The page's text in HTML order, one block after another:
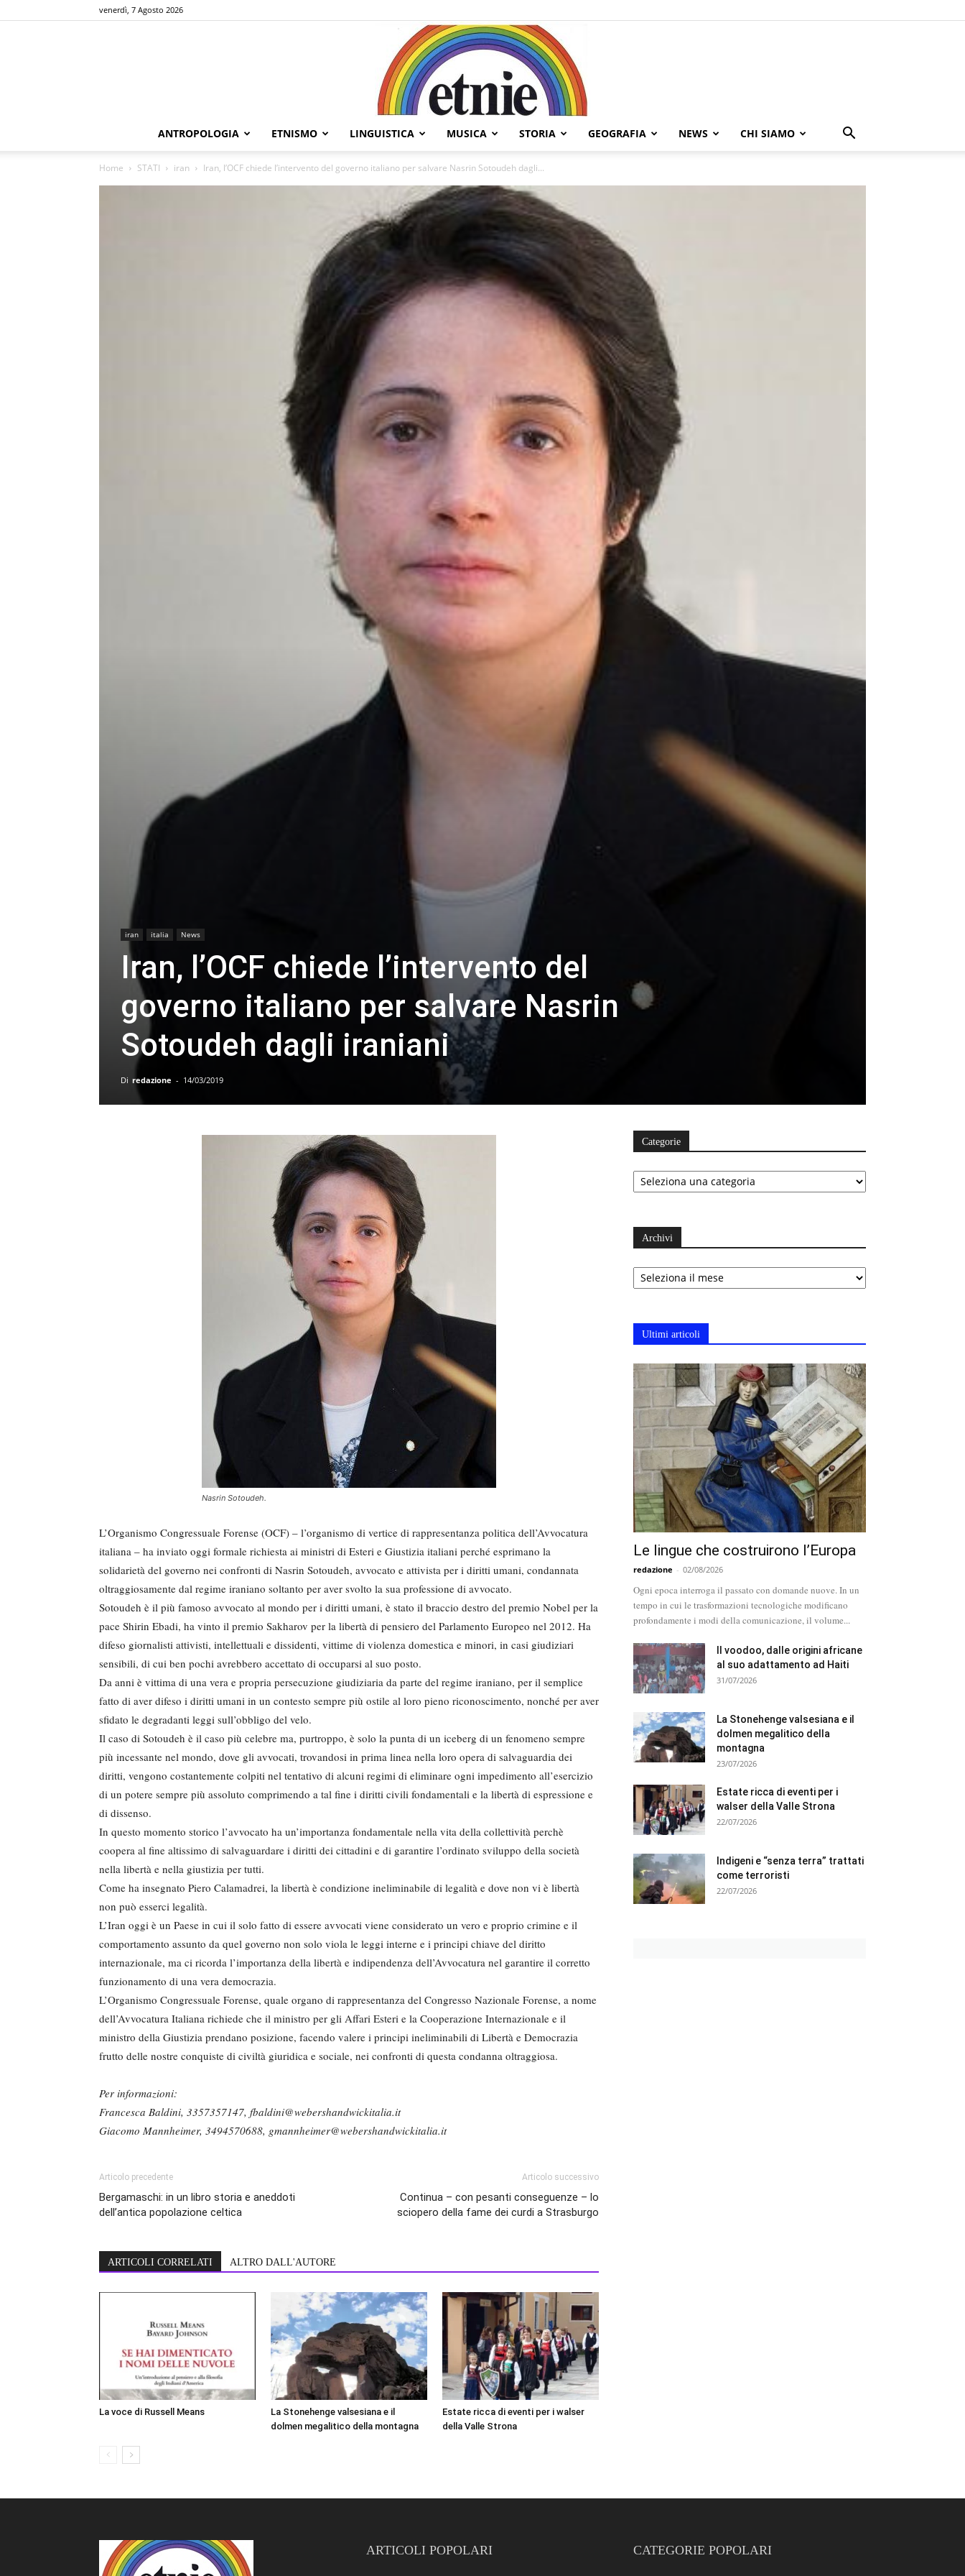
venerdì, 7 Agosto 2026
Etnie
ANTROPOLOGIA ETNISMO LINGUISTICA MUSICA STORIA GEOGRAFIA NEWS CHI SIAMO
Home STATI iran Iran, l’OCF chiede l’intervento del governo italiano per salvare Nasrin Sotoudeh dagli...
iran italia News
Iran, l’OCF chiede l’intervento del
governo italiano per salvare Nasrin
Sotoudeh dagli iraniani
Di redazione - 14/03/2019
Nasrin Sotoudeh.
L’Organismo Congressuale Forense (OCF) – l’organismo di vertice di rappresentanza politica dell’Avvocatura
italiana – ha inviato oggi formale richiesta ai ministri di Esteri e Giustizia italiani perché esprimano la
solidarietà del governo nei confronti di Nasrin Sotoudeh, avvocato e attivista per i diritti umani, condannata
oltraggiosamente dal regime iraniano soltanto per aver svolto la sua professione di avvocato.
Sotoudeh è il più famoso avvocato al mondo per i diritti umani, è stato il braccio destro del premio Nobel per la
pace Shirin Ebadi, ha vinto il premio Sakharov per la libertà di pensiero del Parlamento Europeo nel 2012. Ha
difeso giornalisti attivisti, intellettuali e dissidenti, vittime di violenza domestica e minori, in casi giudiziari
sensibili, di cui ben pochi avrebbero accettato di occuparsi al suo posto.
Da anni è vittima di una vera e propria persecuzione giudiziaria da parte del regime iraniano, per il semplice
fatto di aver difeso i diritti umani in un contesto sempre più ostile al loro pieno riconoscimento, nonché per aver
sfidato le degradanti leggi sull’obbligo del velo.
Il caso di Sotoudeh è il caso più celebre ma, purtroppo, è solo la punta di un iceberg di un fenomeno sempre
più incessante nel mondo, dove gli avvocati, trovandosi in prima linea nella loro opera di salvaguardia dei
diritti, vengono costantemente colpiti nel tentativo di alcuni regimi di eliminare ogni impedimento all’esercizio
di un potere sempre più assoluto comprimendo a tal fine i diritti civili fondamentali e la libertà di espressione e
di dissenso.
In questo momento storico l’avvocato ha un’importanza fondamentale nella vita della collettività perchè
coopera al fine altissimo di salvaguardare i diritti dei cittadini e di garantire l’ordinato sviluppo della società
nella libertà e nella giustizia per tutti.
Come ha insegnato Piero Calamadrei, la libertà è condizione ineliminabile di legalità e dove non vi è libertà
non può esserci legalità.
L’Iran oggi è un Paese in cui il solo fatto di essere avvocati viene considerato un vero e proprio crimine e il
comportamento assunto da quel governo non solo viola le leggi interne e i principi chiave del diritto
internazionale, ma ci ricorda l’importanza della libertà e indipendenza dell’Avvocatura nel garantire il corretto
funzionamento di una vera democrazia.
L’Organismo Congressuale Forense, quale organo di rappresentanza del Congresso Nazionale Forense, a nome
dell’Avvocatura Italiana richiede che il ministro per gli Affari Esteri e la Cooperazione Internazionale e il
ministro della Giustizia prendano posizione, facendo valere i principi ineliminabili di Libertà e Democrazia
frutto delle nostre conquiste di civiltà giuridica e sociale, nei confronti di questa condanna oltraggiosa.
Per informazioni:
Francesca Baldini, 3357357147, fbaldini@webershandwickitalia.it
Giacomo Mannheimer, 3494570688, gmannheimer@webershandwickitalia.it
Articolo precedente
Bergamaschi: in un libro storia e aneddoti
dell’antica popolazione celtica
Articolo successivo
Continua – con pesanti conseguenze – lo
sciopero della fame dei curdi a Strasburgo
ARTICOLI CORRELATI ALTRO DALL'AUTORE
La voce di Russell Means
La Stonehenge valsesiana e il
dolmen megalitico della montagna
Estate ricca di eventi per i walser
della Valle Strona
Categorie
Categorie
Archivi
Archivi
Ultimi articoli
Le lingue che costruirono l’Europa
redazione - 02/08/2026
Ogni epoca interroga il passato con domande nuove. In un
tempo in cui le trasformazioni tecnologiche modificano
profondamente i modi della comunicazione, il volume...
Il voodoo, dalle origini africane
al suo adattamento ad Haiti
31/07/2026
La Stonehenge valsesiana e il
dolmen megalitico della
montagna
23/07/2026
Estate ricca di eventi per i
walser della Valle Strona
22/07/2026
Indigeni e “senza terra” trattati
come terroristi
22/07/2026
ARTICOLI POPOLARI CATEGORIE POPOLARI